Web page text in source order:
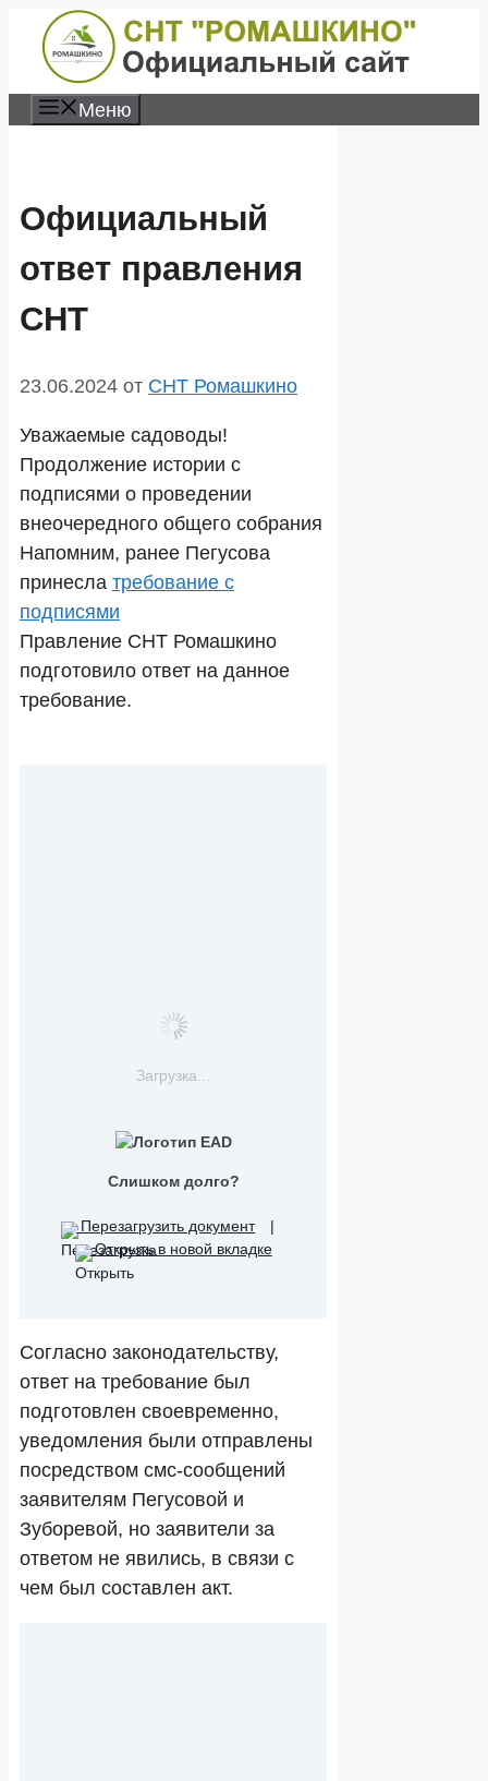
Перейти
содержимому
Меню
Официальный
ответ правления
СНТ
23.06.2024 от СНТ Ромашкино
Уважаемые садоводы!
Продолжение истории с
подписями о проведении
внеочередного общего собрания
Напомним, ранее Пегусова
принесла требование с
подписями
Правление СНТ Ромашкино
подготовило ответ на данное
требование.
Загрузка...
Слишком долго?
Перезагрузить документ
|
Открыть в новой вкладке
Согласно законодательству,
ответ на требование был
подготовлен своевременно,
уведомления были отправлены
посредством смс-сообщений
заявителям Пегусовой и
Зуборевой, но заявители за
ответом не явились, в связи с
чем был составлен акт.